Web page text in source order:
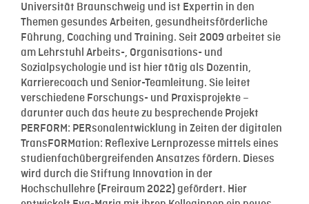
Universität Braunschweig und ist Expertin in den
Themen gesundes Arbeiten, gesundheitsförderliche
Führung, Coaching und Training. Seit 2009 arbeitet sie
am Lehrstuhl Arbeits-, Organisations- und
Sozialpsychologie und ist hier tätig als Dozentin,
Karrierecoach und Senior-Teamleitung. Sie leitet
verschiedene Forschungs- und Praxisprojekte –
darunter auch das heute zu besprechende Projekt
PERFORM: PERsonalentwicklung in Zeiten der digitalen
TransFORMation: Reflexive Lernprozesse mittels eines
studienfachübergreifenden Ansatzes fördern. Dieses
wird durch die Stiftung Innovation in der
Hochschullehre (Freiraum 2022) gefördert. Hier